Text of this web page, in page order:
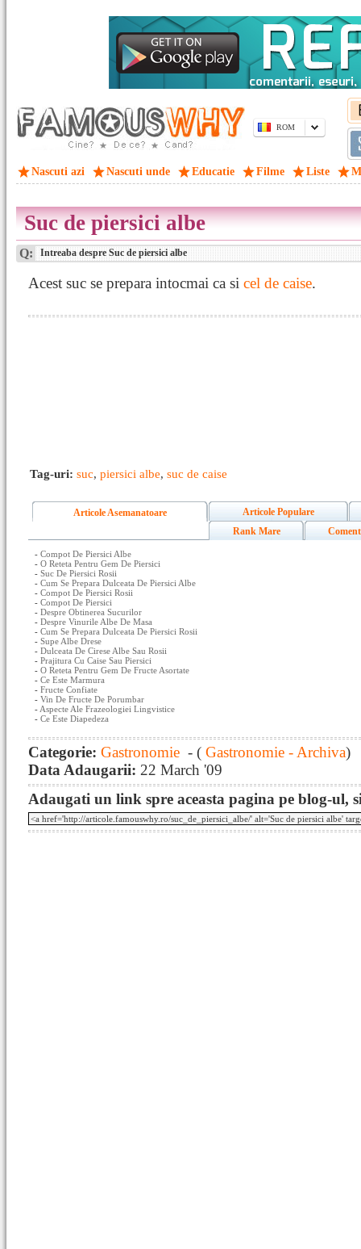
ROM
Nascuti azi Nascuti unde Educatie Filme Liste
Suc de piersici albe
Q: Intreaba despre Suc de piersici albe
Acest suc se prepara intocmai ca si cel de caise.
Tag-uri: suc, piersici albe, suc de caise
Articole Asemanatoare
Articole Populare
Rank Mare
- Compot De Piersici Albe
- O Reteta Pentru Gem De Piersici
- Suc De Piersici Rosii
- Cum Se Prepara Dulceata De Piersici Albe
- Compot De Piersici Rosii
- Compot De Piersici
- Despre Obtinerea Sucurilor
- Despre Vinurile Albe De Masa
- Cum Se Prepara Dulceata De Piersici Rosii
- Supe Albe Drese
- Dulceata De Cirese Albe Sau Rosii
- Prajitura Cu Caise Sau Piersici
- O Reteta Pentru Gem De Fructe Asortate
- Ce Este Marmura
- Fructe Confiate
- Vin De Fructe De Porumbar
- Aspecte Ale Frazeologiei Lingvistice
- Ce Este Diapedeza
Categorie: Gastronomie - ( Gastronomie - Archiva)
Data Adaugarii: 22 March '09
Adaugati un link spre aceasta pagina pe blog-ul,